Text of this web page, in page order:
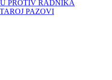
PROTIV RADNIKA
PAZOVI